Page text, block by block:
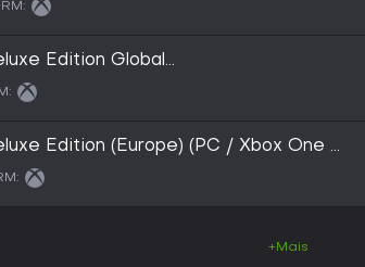
Edition Global
- PC)
Edition (Europe) (PC / Xbox One /
Live - Digital Key
+Mais